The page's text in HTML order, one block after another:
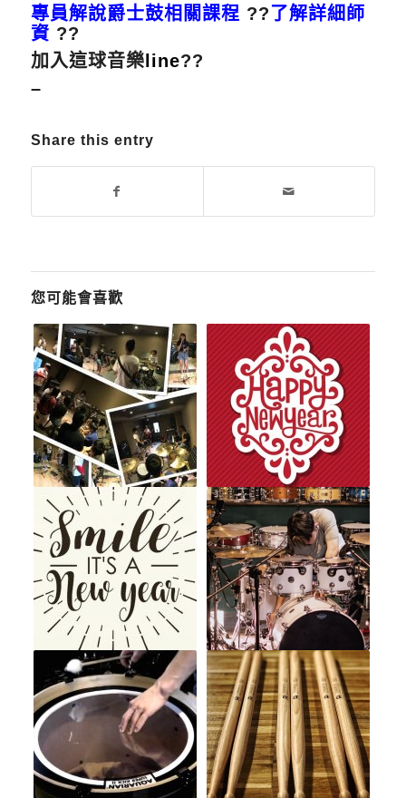
專員解說爵士鼓相關課程 ??了解詳細師
資??
加入這球音樂 line??
–
Share this entry
您可能會喜歡